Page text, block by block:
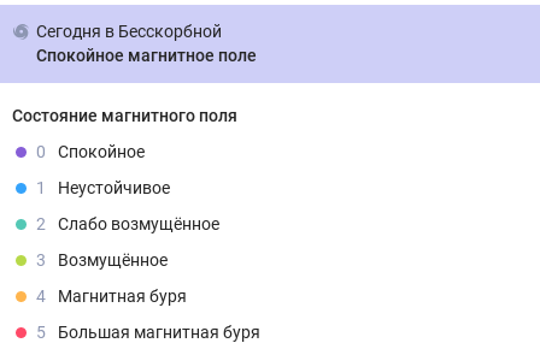
Сегодня в Бесскорбной
Спокойное магнитное поле
Состояние магнитного поля
0
Спокойное
1
Неустойчивое
2
Слабо возмущённое
3
Возмущённое
4
Магнитная буря
5
Большая магнитная буря